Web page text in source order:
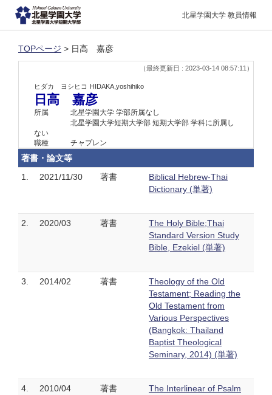
北星学園大学 教員情報
TOPページ > 日高 嘉彦
（最終更新日 : 2023-03-14 08:57:11）
ヒダカ ヨシヒコ HIDAKA,yoshihiko
日高 嘉彦
所属
北星学園大学 学部所属なし
北星学園大学短期大学部 短期大学部 学科に所属し
ない
職種
チャプレン
著書・論文等
1.
2021/11/30 著書
Biblical Hebrew-Thai
Dictionary (単著)
2. 2020/03 著書
The Holy Bible;Thai
Standard Version Study
Bible, Ezekiel (単著)
3. 2014/02 著書
Theology of the Old
Testament; Reading the
Old Testament from
Various Perspectives
(Bangkok: Thailand
Baptist Theological
Seminary, 2014) (単著)
4. 2010/04 著書
The Interlinear of Psalm